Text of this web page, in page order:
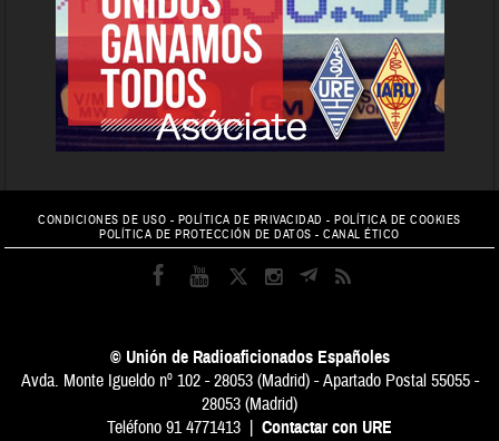
CONDICIONES DE USO - POLÍTICA DE PRIVACIDAD -POLÍTICA DE COOKIES
POLÍTICA DE PROTECCIÓN DE DATOS -CANAL ÉTICO
© Unión de Radioaficionados Españoles
Avda. Monte Igueldo nº 102 - 28053 (Madrid) - Apartado Postal 55055 -
28053 (Madrid)
Teléfono 91 4771413 | Contactar con URE